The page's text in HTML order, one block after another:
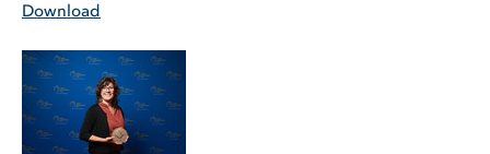
Download